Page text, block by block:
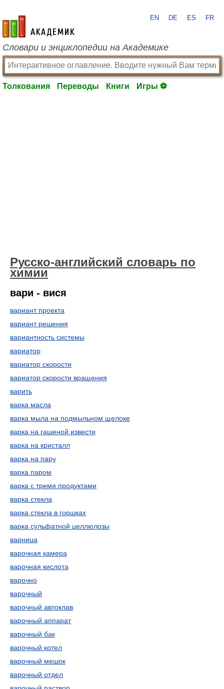
academic.ru
EN DE ES FR
Словари и энциклопедии на Академике
Толкования Переводы Книги Игры ⚽
Русско-английский словарь по
химии
вари - вися
вариант проекта
вариант решения
вариантность системы
вариатор
вариатор скорости
вариатор скорости вращения
варить
варка масла
варка мыла на подмыльном щелоке
варка на гашеной извести
варка на кристалл
варка на пару
варка паром
варка с тремя продуктами
варка стекла
варка стекла в горшках
варка сульфатной целлюлозы
варница
варочная камера
варочная кислота
варочно
варочный
варочный автоклав
варочный аппарат
варочный бак
варочный котел
варочный мешок
варочный отдел